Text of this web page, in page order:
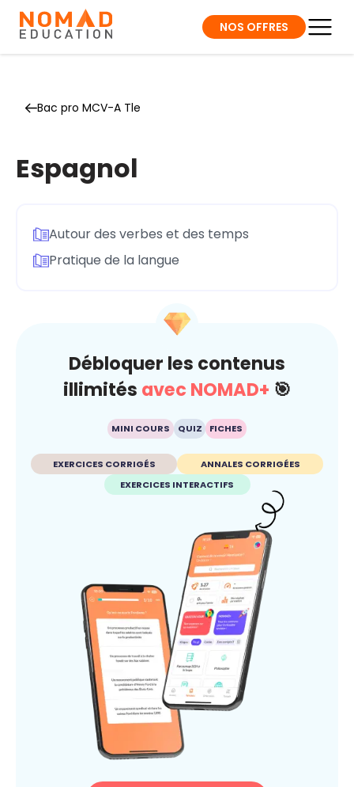
NOS OFFRES
Bac pro MCV-A Tle
Espagnol
Autour des verbes et des temps
Pratique de la langue
Débloquer les contenus
illimités avec NOMAD+ 🎯
MINI COURS QUIZ FICHES
EXERCICES CORRIGÉS
ANNALES CORRIGÉES
EXERCICES INTERACTIFS